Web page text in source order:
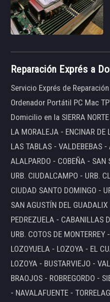
Reparación Exprés a
Servicio Exprés de
Ordenador Portátil PC Mac
Domicilio en la SIERRA
LA MORALEJA - ENCINAR DE
LAS TABLAS - VALDEBEBAS
ALALPARDO - COBEÑA - SAN
URB. CIUDALCAMPO - URB.
CIUDAD SANTO DOMINGO -
SAN AGUSTÍN DEL
PEDREZUELA - CABANILLAS
URB. COTOS DE
LOZOYUELA - LOZOYA - EL
LOZOYA - BUSTARVIEJO -
BRAOJOS - ROBREGORDO -
- NAVALAFUENTE -